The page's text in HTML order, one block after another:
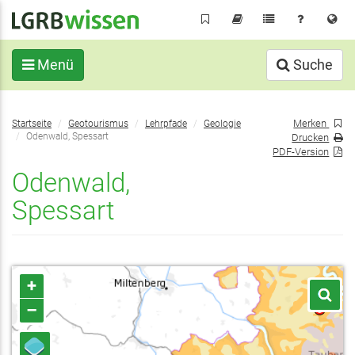
Inhalt
Menü Suche
Sie
befinden
Startseite Geotourismus Lehrpfade
Geologie
Odenwald, Spessart
Odenwald,
Spessart
Merken
Drucken
PDF-Version
+
–